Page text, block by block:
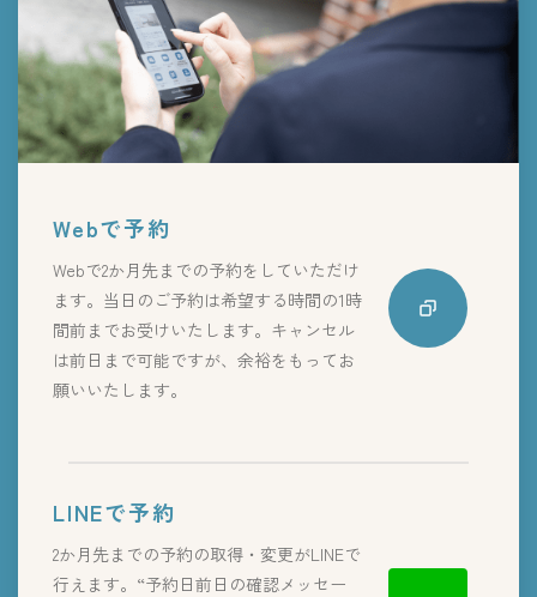
Webで予約
Webで2か月先までの予約をしていただけ
ます。当日のご予約は希望する時間の1時
間前までお受けいたします。キャンセル
は前日まで可能ですが、余裕をもってお
願いいたします。
LINEで予約
2か月先までの予約の取得・変更がLINEで
行えます。“予約日前日の確認メッセー